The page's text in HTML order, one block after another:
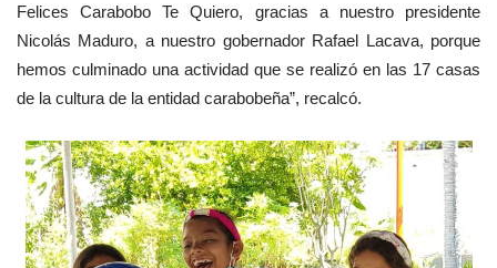
Felices Carabobo Te Quiero, gracias a nuestro presidente
Nicolás Maduro, a nuestro gobernador Rafael Lacava, porque
hemos culminado una actividad que se realizó en las 17 casas
de la cultura de la entidad carabobeña”, recalcó.